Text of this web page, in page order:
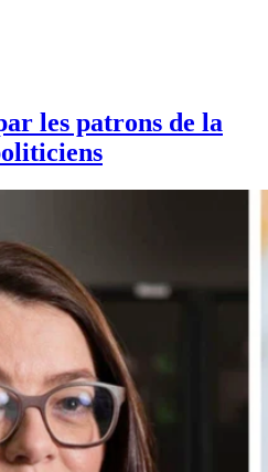
les patrons de la